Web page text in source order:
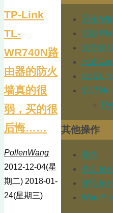
TP-Link
TL-
WR740N路
由器的防火
墙真的很
弱，买的很
后悔……
PollenWang
2012-12-04(星
期二) 2018-01-
24(星期三)
写作
摄影
未分类
水族
生活 Life
笔记
其他操作
登录
条目
评论